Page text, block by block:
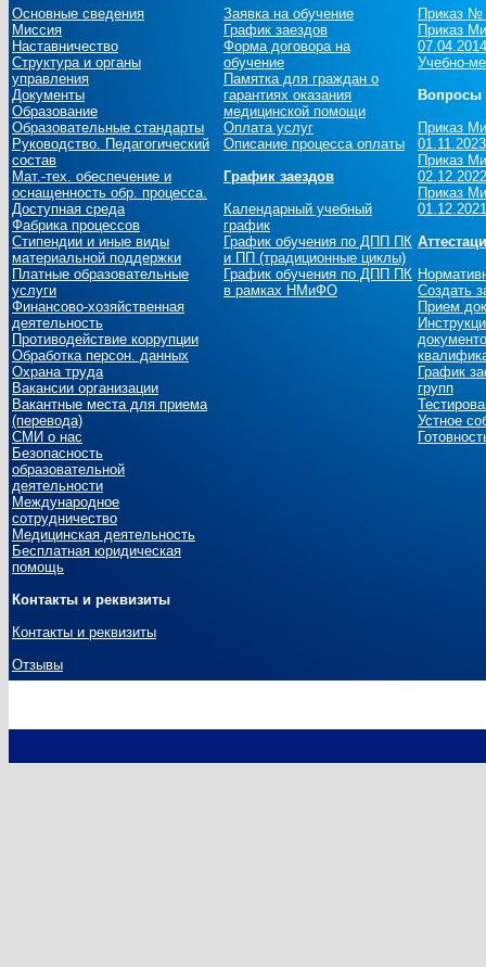
Основные сведения
Миссия
Наставничество
Структура и органы
управления
Документы
Образование
Образовательные стандарты
Руководство. Педагогический
состав
Мат.-тех. обеспечение и
оснащенность обр. процесса.
Доступная среда
Фабрика процессов
Стипендии и иные виды
материальной поддержки
Платные образовательные
услуги
Финансово-хозяйственная
деятельность
Противодействие коррупции
Обработка персон. данных
Охрана труда
Вакансии организации
Вакантные места для приема
(перевода)
СМИ о нас
Безопасность
образовательной
деятельности
Международное
сотрудничество
Медицинская деятельность
Бесплатная юридическая
помощь
Контакты и реквизиты
Контакты и реквизиты
Отзывы
Заявка на обучение
График заездов
Форма договора на
обучение
Памятка для граждан о
гарантиях оказания
медицинской помощи
Оплата услуг
Описание процесса оплаты
График заездов
Календарный учебный
график
График обучения по ДПП ПК
и ПП (традиционные циклы)
График обучения по ДПП ПК
в рамках НМиФО
Приказ №
Приказ
Учебно-
Вопросы
Приказ
Приказ
Приказ
Создать
Прием
График
групп
Устное